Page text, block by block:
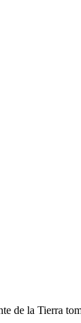
de la Tierra